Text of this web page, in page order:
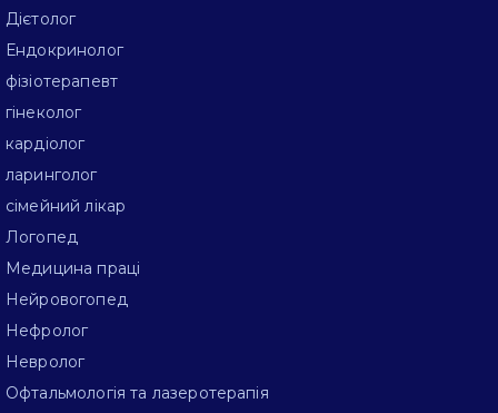
Дієтолог
Ендокринолог
фізіотерапевт
гінеколог
кардіолог
ларинголог
сімейний лікар
Логопед
Медицина праці
Нейровогопед
Нефролог
Невролог
Офтальмологія та лазеротерапія